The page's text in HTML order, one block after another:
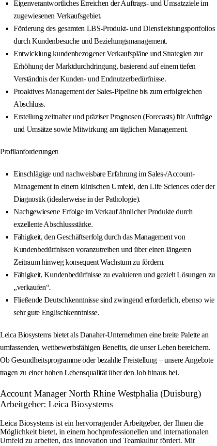
Eigenverantwortliches Erreichen der Auftrags- und Umsatzziele im
zugewiesenen Verkaufsgebiet.
Förderung des gesamten LBS-Produkt- und Dienstleistungsportfolios
durch Kundenbesuche und Beziehungsmanagement.
Entwicklung kundenbezogener Verkaufspläne und Strategien zur
Erhöhung der Marktdurchdringung, basierend auf einem tiefen
Verständnis der Kunden- und Endnutzerbedürfnisse.
Proaktives Management der Sales-Pipeline bis zum erfolgreichen
Abschluss.
Erstellung zeitnaher und präziser Prognosen (Forecasts) für Aufträge
und Umsätze sowie Mitwirkung am täglichen Management.
Profilanforderungen
Einschlägige und nachweisbare Erfahrung im Sales-/Account-
Management in einem klinischen Umfeld, den Life Sciences oder der
Diagnostik (idealerweise in der Pathologie).
Nachgewiesene Erfolge im Verkauf ähnlicher Produkte durch
exzellente Abschlussstärke.
Fähigkeit, den Geschäftserfolg durch das Management von
Kundenbedürfnissen voranzutreiben und über einen längeren
Zeitraum hinweg konsequent Wachstum zu fördern.
Fähigkeit, Kundenbedürfnisse zu evaluieren und gezielt Lösungen zu
„verkaufen“.
Fließende Deutschkenntnisse sind zwingend erforderlich, ebenso wie
sehr gute Englischkenntnisse.
Leica Biosystems bietet als Danaher-Unternehmen eine breite Palette an
umfassenden, wettbewerbsfähigen Benefits, die unser Leben bereichern.
Ob Gesundheitsprogramme oder bezahlte Freistellung – unsere Angebote
tragen zu einer hohen Lebensqualität über den Job hinaus bei.
Account Manager North Rhine Westphalia (Duisburg)
Arbeitgeber: Leica Biosystems
Leica Biosystems ist ein hervorragender Arbeitgeber, der Ihnen die
Möglichkeit bietet, in einem hochprofessionellen und internationalen
Umfeld zu arbeiten, das Innovation und Teamkultur fördert. Mit